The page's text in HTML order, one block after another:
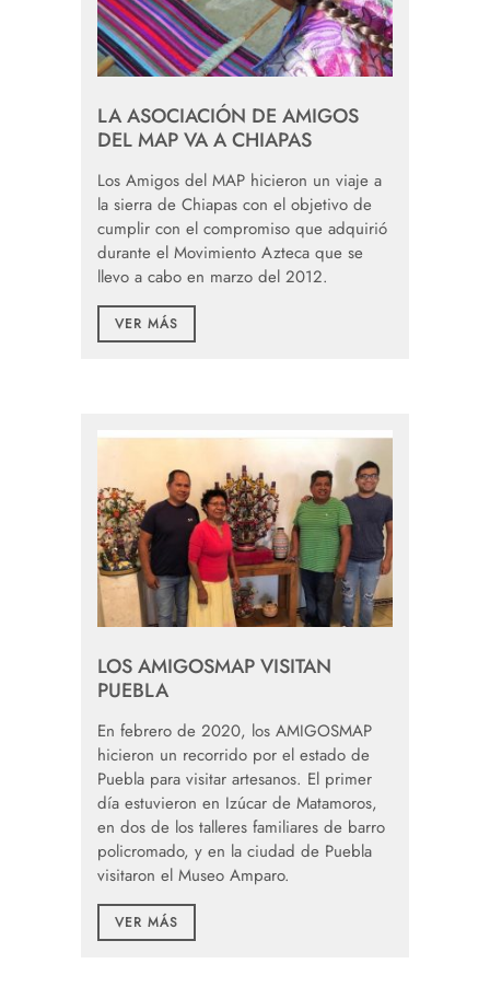
LA ASOCIACIÓN DE AMIGOS
DEL MAP VA A CHIAPAS
Los Amigos del MAP hicieron un viaje a
la sierra de Chiapas con el objetivo de
cumplir con el compromiso que adquirió
durante el Movimiento Azteca que se
llevo a cabo en marzo del 2012.
VER MÁS
LOS AMIGOSMAP VISITAN
PUEBLA
En febrero de 2020, los AMIGOSMAP
hicieron un recorrido por el estado de
Puebla para visitar artesanos. El primer
día estuvieron en Izúcar de Matamoros,
en dos de los talleres familiares de barro
policromado, y en la ciudad de Puebla
visitaron el Museo Amparo.
VER MÁS